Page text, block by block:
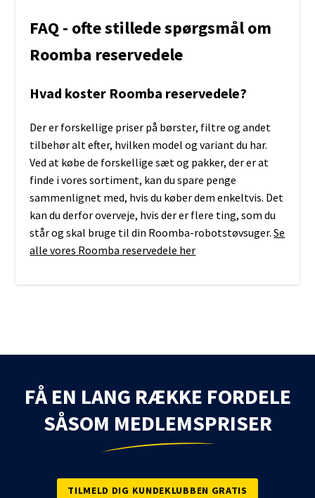
FAQ - ofte stillede spørgsmål om
Roomba reservedele
Hvad koster Roomba reservedele?
Der er forskellige priser på børster, filtre og andet
tilbehør alt efter, hvilken model og variant du har.
Ved at købe de forskellige sæt og pakker, der er at
finde i vores sortiment, kan du spare penge
sammenlignet med, hvis du køber dem enkeltvis. Det
kan du derfor overveje, hvis der er flere ting, som du
står og skal bruge til din Roomba-robotstøvsuger.Se
alle vores Roomba reservedele her
FÅ EN LANG RÆKKE FORDELE
SÅSOM MEDLEMSPRISER
TILMELD DIG KUNDEKLUBBEN GRATIS